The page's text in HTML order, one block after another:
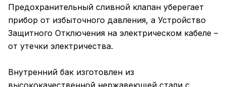
Предохранительный сливной клапан уберегает
прибор от избыточного давления, а Устройство
Защитного Отключения на электрическом кабеле –
от утечки электричества.
Внутренний бак изготовлен из